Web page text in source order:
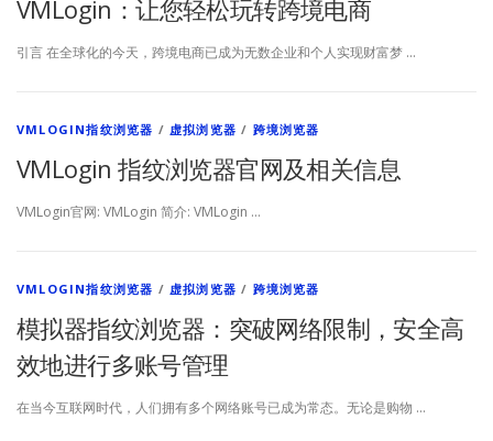
VMLogin：让您轻松玩转跨境电商
引言 在全球化的今天，跨境电商已成为无数企业和个人实现财富梦 …
VMLOGIN指纹浏览器 / 虚拟浏览器 / 跨境浏览器
VMLogin 指纹浏览器官网及相关信息
VMLogin官网: VMLogin 简介: VMLogin …
VMLOGIN指纹浏览器 /虚拟浏览器 / 跨境浏览器
模拟器指纹浏览器：突破网络限制，安全高
效地进行多账号管理
在当今互联网时代，人们拥有多个网络账号已成为常态。无论是购物 …